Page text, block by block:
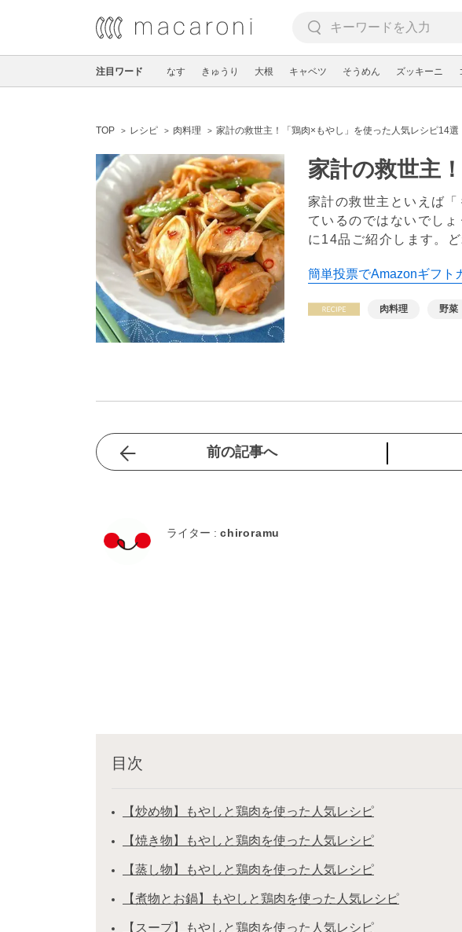
注目ワード なす きゅうり 大根 キャベツ そうめん ズッキーニ
TOP レシピ 肉料理 家計の救世主！「鶏肉×もやし」を使った人気レシピ14選
家計の救世主
家計の救世主といえば
ているのではないでし
に14品ご紹介します。
簡単投票でAmazonギフト
肉料理 野菜
前の記事へ
ライター : chiroramu
目次
【炒め物】もやしと鶏肉を使った人気レシピ
【焼き物】もやしと鶏肉を使った人気レシピ
【蒸し物】もやしと鶏肉を使った人気レシピ
【煮物とお鍋】もやしと鶏肉を使った人気レシピ
【スープ】もやしと鶏肉を使った人気レシピ